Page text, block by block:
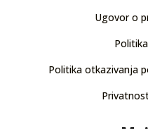
Ugovor o
Politika otkazivanja